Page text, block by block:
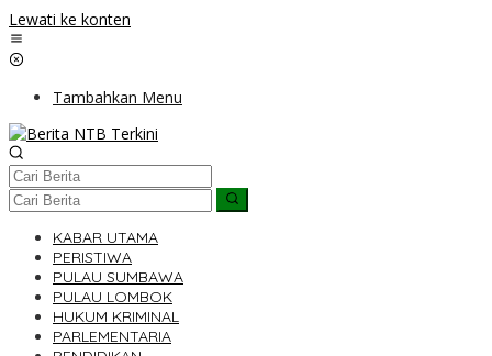
Lewati ke konten
Tambahkan Menu
KABAR UTAMA
PERISTIWA
PULAU SUMBAWA
PULAU LOMBOK
HUKUM KRIMINAL
PARLEMENTARIA